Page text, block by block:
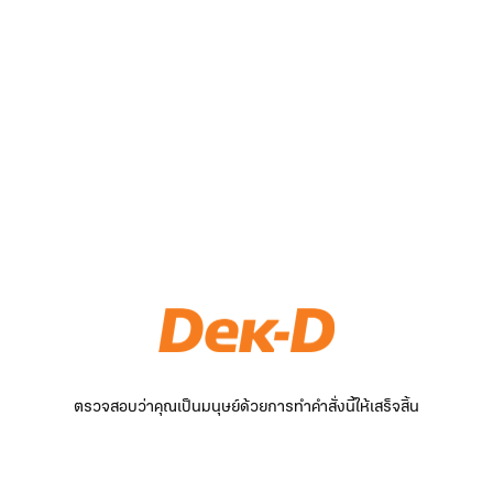
ตรวจสอบว่าคุณเป็นมนุษย์ด้วยการทำคำสั่งนี้ให้เสร็จสิ้น